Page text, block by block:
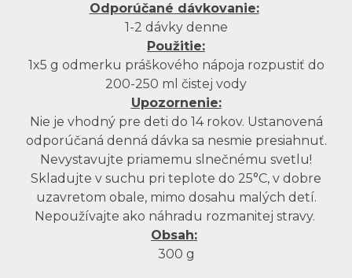
Odporúčané dávkovanie:
1-2 dávky denne
Použitie:
1x5 g odmerku práškového nápoja rozpustiť do
200-250 ml čistej vody
Upozornenie:
Nie je vhodný pre deti do 14 rokov. Ustanovená
odporúčaná denná dávka sa nesmie presiahnuť.
Nevystavujte priamemu slnečnému svetlu!
Skladujte v suchu pri teplote do 25°C, v dobre
uzavretom obale, mimo dosahu malých detí.
Nepoužívajte ako náhradu rozmanitej stravy.
Obsah:
300 g